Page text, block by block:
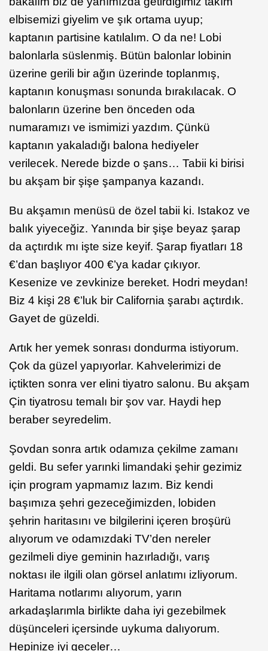
elbisemizi giyelim ve şık ortama uyup;
kaptanın partisine katılalım. O da ne! Lobi
balonlarla süslenmiş. Bütün balonlar lobinin
üzerine gerili bir ağın üzerinde toplanmış,
kaptanın konuşması sonunda bırakılacak. O
balonların üzerine ben önceden oda
numaramızı ve ismimizi yazdım. Çünkü
kaptanın yakaladığı balona hediyeler
verilecek. Nerede bizde o şans… Tabii ki birisi
bu akşam bir şişe şampanya kazandı.
Bu akşamın menüsü de özel tabii ki. Istakoz ve
balık yiyeceğiz. Yanında bir şişe beyaz şarap
da açtırdık mı işte size keyif. Şarap fiyatları 18
€’dan başlıyor 400 €’ya kadar çıkıyor.
Kesenize ve zevkinize bereket. Hodri meydan!
Biz 4 kişi 28 €’luk bir California şarabı açtırdık.
Gayet de güzeldi.
Artık her yemek sonrası dondurma istiyorum.
Çok da güzel yapıyorlar. Kahvelerimizi de
içtikten sonra ver elini tiyatro salonu. Bu akşam
Çin tiyatrosu temalı bir şov var. Haydi hep
beraber seyredelim.
Şovdan sonra artık odamıza çekilme zamanı
geldi. Bu sefer yarınki limandaki şehir gezimiz
için program yapmamız lazım. Biz kendi
başımıza şehri gezeceğimizden, lobiden
şehrin haritasını ve bilgilerini içeren broşürü
alıyorum ve odamızdaki TV’den nereler
gezilmeli diye geminin hazırladığı, varış
noktası ile ilgili olan görsel anlatımı izliyorum.
Haritama notlarımı alıyorum, yarın
arkadaşlarımla birlikte daha iyi gezebilmek
düşünceleri içersinde uykuma dalıyorum.
Hepinize iyi geceler…